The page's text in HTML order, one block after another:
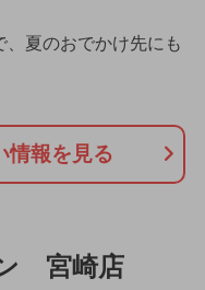
夏のおでかけ先にも
情報を見る
宮崎店